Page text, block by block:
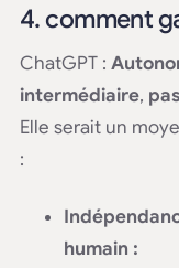
4. comment
ChatGPT :
intermédiaire,
Elle serait un
:
humain :